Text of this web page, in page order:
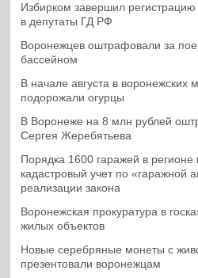
Избирком завершил регистрацию
в депутаты ГД РФ
Воронежцев оштрафовали за
бассейном
В начале августа в воронежских
подорожали огурцы
В Воронеже на 8 млн рублей
Сергея Жеребятьева
Порядка 1600 гаражей в регионе
кадастровый учет по «гаражной
реализации закона
Воронежская прокуратура в
жилых объектов
Новые серебряные монеты с
презентовали воронежцам